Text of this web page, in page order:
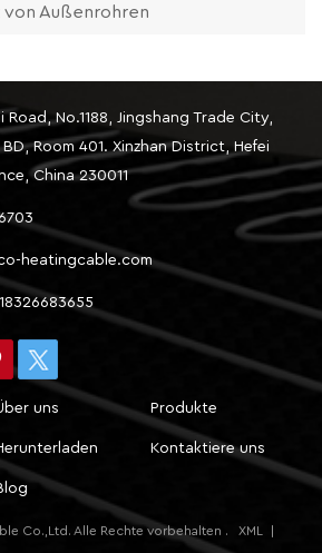
von Außenrohren
Road, No.1188, Jingshang Trade City,
Room 401. Xinzhan District, Hefei
China 230011
heatingcable.com
uns Produkte
Kontaktiere uns
Co.,Ltd. Alle Rechte vorbehalten . XML